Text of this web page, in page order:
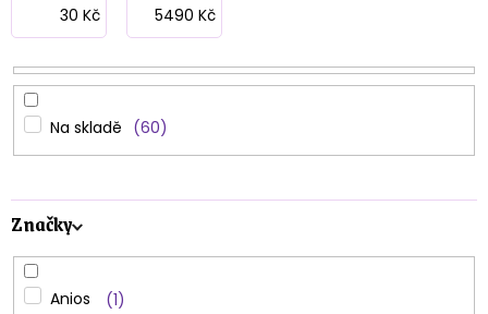
r
o
d
u
k
t
ů
30 Kč 5490 Kč
Na skladě 60
Značky
Anios 1